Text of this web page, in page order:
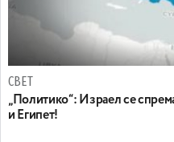
СВЕТ
„Политико“: Израел се
и Египет!